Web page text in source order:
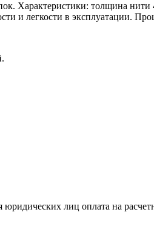
Характеристики: толщина нити
и легкости в эксплуатации.
лиц оплата на